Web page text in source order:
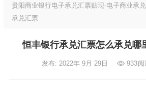
贵阳商业银行电子承兑汇票贴现-电子商业承
承兑汇票
恒丰银行承兑汇票怎么承兑哪
发布: 2022年 9月 29日 933阅